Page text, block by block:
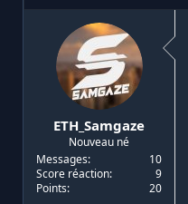
s
c
u
u
t
ETH_Samgaze
Nouveau né
Messages
10
Score réaction
9
Points
20